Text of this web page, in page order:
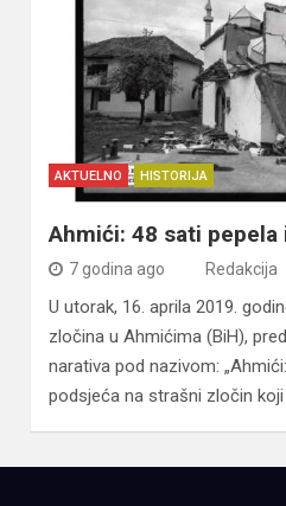
AKTUELNO HISTORIJA
Ahmići: 48 sati pepela
7 godina ago Redakcija
U utorak, 16. aprila 2019.
zločina u Ahmićima (BiH),
narativa pod nazivom:
podsjeća na strašni zločin